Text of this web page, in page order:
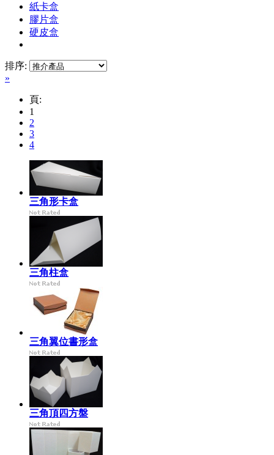
紙卡盒
膠片盒
硬皮盒
排序:
»
頁:
1
2
3
4
三角形卡盒
三角柱盒
三角翼位書形盒
三角頂四方盤